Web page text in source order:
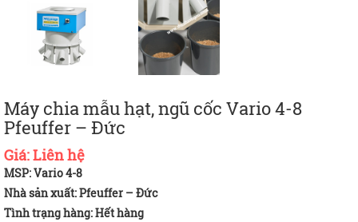
Máy chia mẫu hạt, ngũ cốc Vario 4-8
Pfeuffer – Đức
Giá:Liên hệ
MSP: Vario 4-8
Nhà sản xuất: Pfeuffer – Đức
Tình trạng hàng:Hết hàng